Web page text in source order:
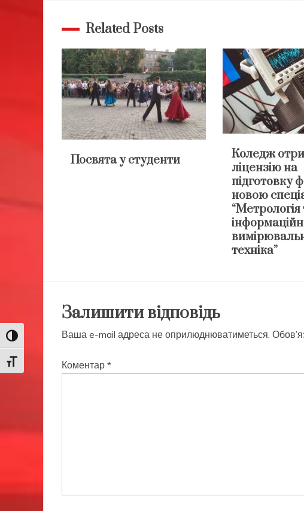
Toggle High Contrast
Toggle Font size
Related Posts
Посвята у студенти
Коледж
ліцензію на
підготовку
новою
“Метрологія
техніка”
Залишити відповідь
Ваша e-mail адреса не оприлюднюватиметься.
Коментар *